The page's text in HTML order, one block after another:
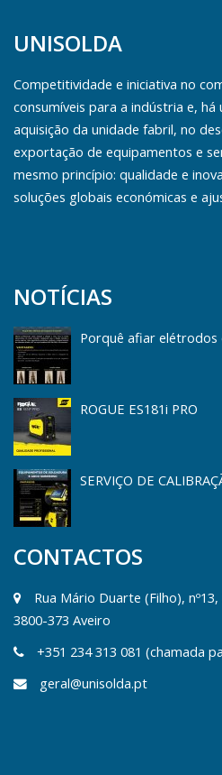
UNISOLDA
Competitividade e iniciativa no
consumíveis para a indústria e, há
aquisição da unidade fabril, no
exportação de equipamentos e
mesmo princípio: qualidade e
soluções globais económicas e
NOTÍCIAS
Porquê afiar elétrodos
ROGUE ES181i PRO
SERVIÇO DE
CONTACTOS
Rua Mário Duarte (Filho),
3800-373 Aveiro
+351 234 313 081 (chamada
geral@unisolda.pt